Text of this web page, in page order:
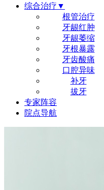
综合治疗▼
根管治疗
牙龈红肿
牙龈萎缩
牙根暴露
牙齿酸痛
口腔异味
补牙
拔牙
专家阵容
院点导航